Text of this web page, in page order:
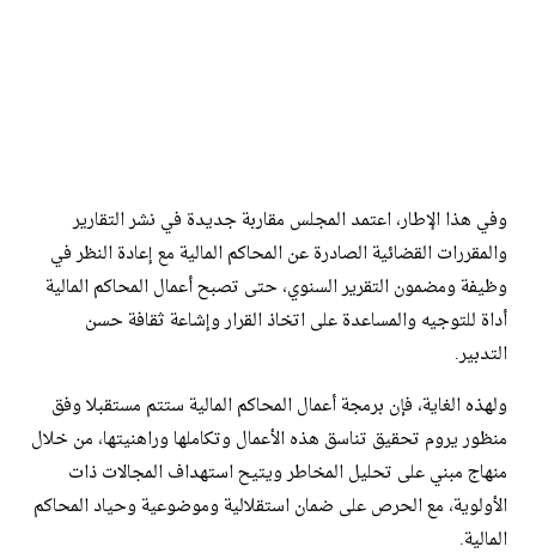
وفي هذا الإطار، اعتمد المجلس مقاربة جديدة في نشر التقارير
والمقررات القضائية الصادرة عن المحاكم المالية مع إعادة النظر في
وظيفة ومضمون التقرير السنوي، حتى تصبح أعمال المحاكم المالية
أداة للتوجيه والمساعدة على اتخاذ القرار وإشاعة ثقافة حسن
التدبير.
ولهذه الغاية، فإن برمجة أعمال المحاكم المالية ستتم مستقبلا وفق
منظور يروم تحقيق تناسق هذه الأعمال وتكاملها وراهنيتها، من خلال
منهاج مبني على تحليل المخاطر ويتيح استهداف المجالات ذات
الأولوية، مع الحرص على ضمان استقلالية وموضوعية وحياد المحاكم
المالية.